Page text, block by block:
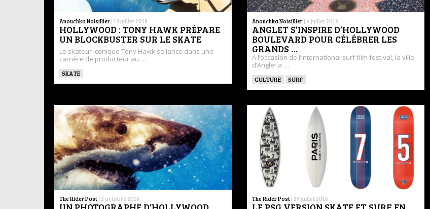
Anouchka Noisillier | 13 juillet 2018
HOLLYWOOD : TONY HAWK PRÉPARE
UN BLOCKBUSTER SUR LE SKATE
Le skateur iconique Tony Hawk se lance dans une
carrière de producteur au …
SKATE
Anouchka Noisillier | 4 juillet 2018
ANGLET S’INSPIRE D’HOLLYWOOD
BOULEVARD POUR CÉLÉBRER LES
GRANDS …
A l’occasion de l’international surf film festival, la ville
d’Anglet a …
CULTURE SURF
The Rider Post | 5 octobre 2016 The Rider Post | 29 juillet 2016